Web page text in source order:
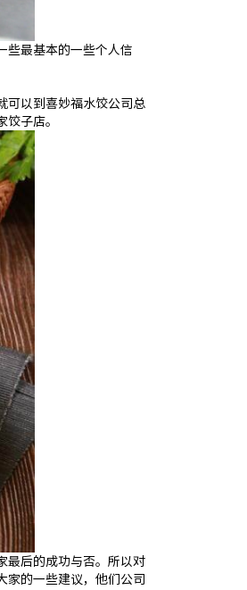
些最基本的一些个人信
可以到喜妙福水饺公司总
子店。
最后的成功与否。所以对
家的一些建议，他们公司